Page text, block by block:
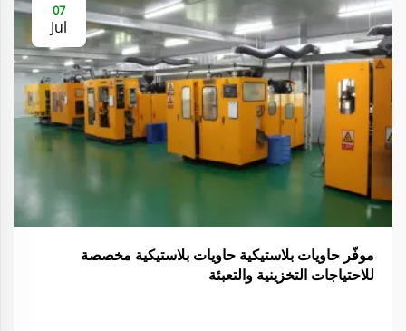
07
Jul
موفّر حاويات بلاستيكية حاويات بلاستيكية مخصصة
للاحتياجات التخزينية والتعبئة